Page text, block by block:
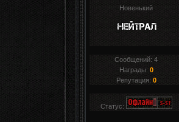
Новенький
Сообщений:4
Награды: 0
Репутация: 0
Статус: